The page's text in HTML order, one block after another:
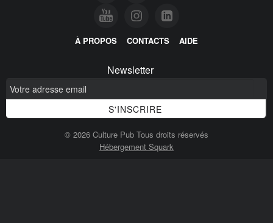
À PROPOS CONTACTS AIDE
Newsletter
© 2026 Culture Pub Tous droits réservés
Hébergement Squark